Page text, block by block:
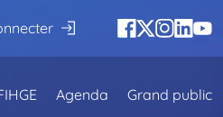
Agenda Grand public